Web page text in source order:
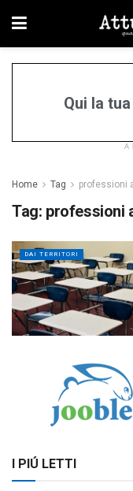
Qui la
Home Tag professioni
Tag: professioni
DAI TERRITORI
I PIÚ LETTI